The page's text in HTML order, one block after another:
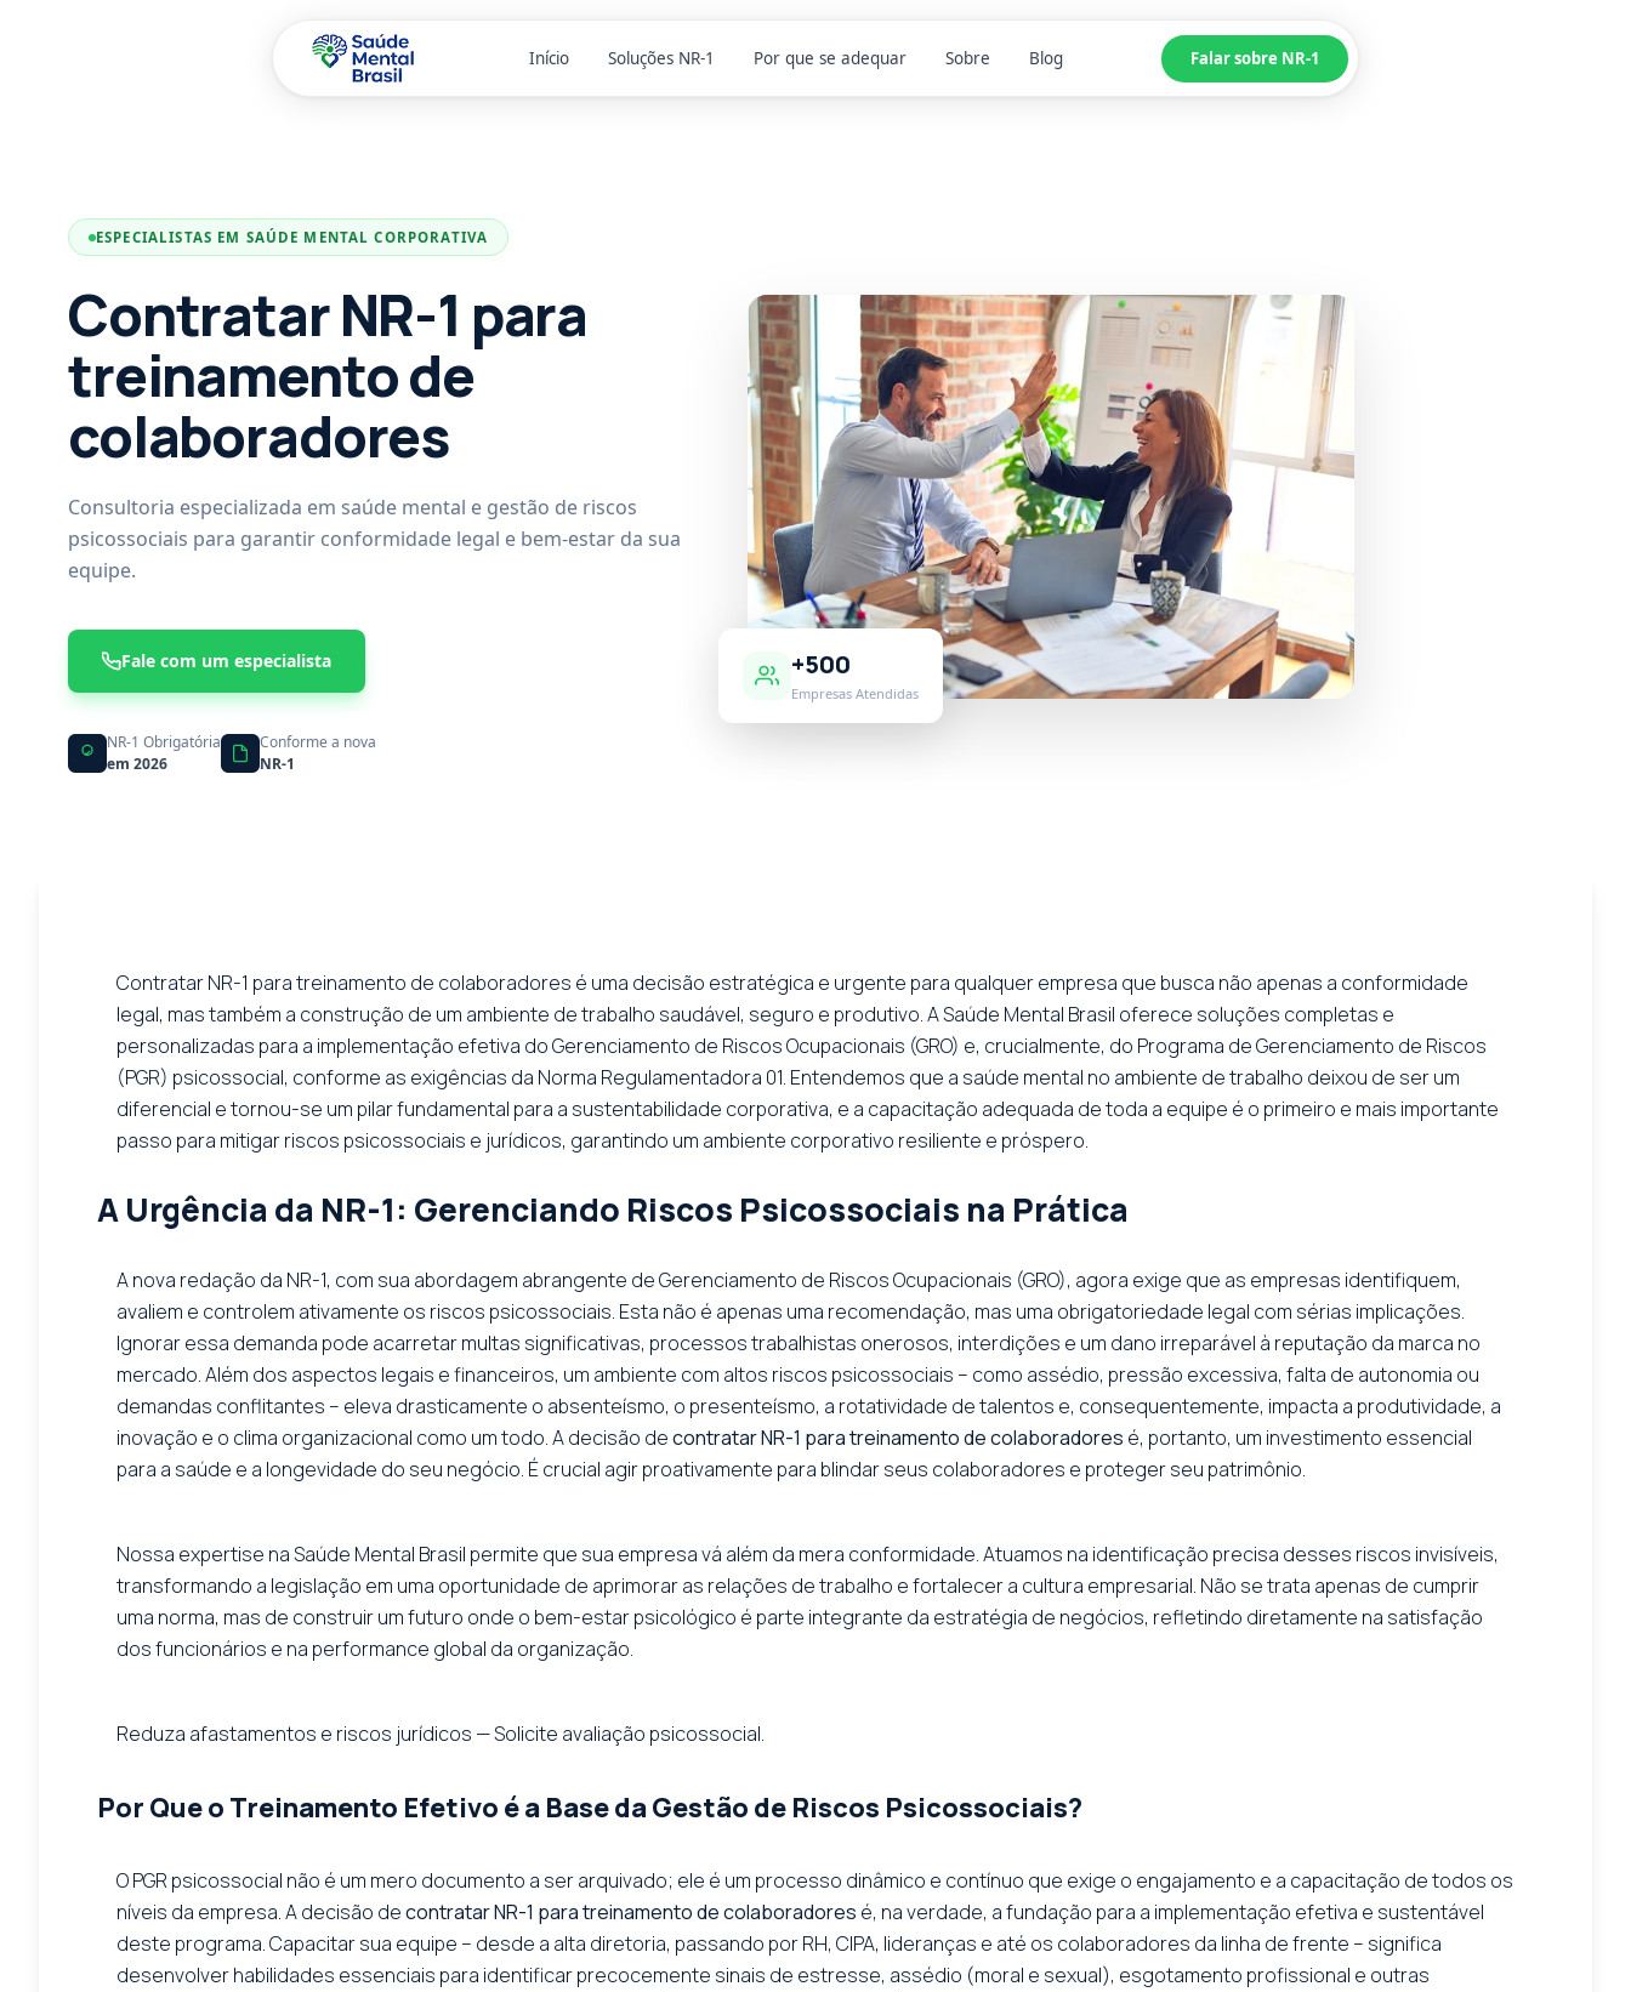
Início Soluções NR-1 Por que se adequar Sobre Blog Falar sobre NR-1
ESPECIALISTAS EM SAÚDE MENTAL CORPORATIVA
Contratar NR-1 para
treinamento de
colaboradores
Consultoria especializada em saúde mental e gestão de riscos
psicossociais para garantir conformidade legal e bem-estar da sua
equipe.
Fale com um especialista
NR-1 Obrigatória
em 2026
Conforme a nova
NR-1
+500
Empresas Atendidas
Contratar NR-1 para treinamento de colaboradores é uma decisão estratégica e urgente para qualquer empresa que busca não apenas a conformidade
legal, mas também a construção de um ambiente de trabalho saudável, seguro e produtivo. A Saúde Mental Brasil oferece soluções completas e
personalizadas para a implementação efetiva do Gerenciamento de Riscos Ocupacionais (GRO) e, crucialmente, do Programa de Gerenciamento de Riscos
(PGR) psicossocial, conforme as exigências da Norma Regulamentadora 01. Entendemos que a saúde mental no ambiente de trabalho deixou de ser um
diferencial e tornou-se um pilar fundamental para a sustentabilidade corporativa, e a capacitação adequada de toda a equipe é o primeiro e mais importante
passo para mitigar riscos psicossociais e jurídicos, garantindo um ambiente corporativo resiliente e próspero.
A Urgência da NR-1: Gerenciando Riscos Psicossociais na Prática
A nova redação da NR-1, com sua abordagem abrangente de Gerenciamento de Riscos Ocupacionais (GRO), agora exige que as empresas identifiquem,
avaliem e controlem ativamente os riscos psicossociais. Esta não é apenas uma recomendação, mas uma obrigatoriedade legal com sérias implicações.
Ignorar essa demanda pode acarretar multas significativas, processos trabalhistas onerosos, interdições e um dano irreparável à reputação da marca no
mercado. Além dos aspectos legais e financeiros, um ambiente com altos riscos psicossociais – como assédio, pressão excessiva, falta de autonomia ou
demandas conflitantes – eleva drasticamente o absenteísmo, o presenteísmo, a rotatividade de talentos e, consequentemente, impacta a produtividade, a
inovação e o clima organizacional como um todo. A decisão decontratar NR-1 para treinamento de colaboradores é, portanto, um investimento essencial
para a saúde e a longevidade do seu negócio. É crucial agir proativamente para blindar seus colaboradores e proteger seu patrimônio.
Nossa expertise na Saúde Mental Brasil permite que sua empresa vá além da mera conformidade. Atuamos na identificação precisa desses riscos invisíveis,
transformando a legislação em uma oportunidade de aprimorar as relações de trabalho e fortalecer a cultura empresarial. Não se trata apenas de cumprir
uma norma, mas de construir um futuro onde o bem-estar psicológico é parte integrante da estratégia de negócios, refletindo diretamente na satisfação
dos funcionários e na performance global da organização.
Reduza afastamentos e riscos jurídicos — Solicite avaliação psicossocial.
Por Que o Treinamento Efetivo é a Base da Gestão de Riscos Psicossociais?
O PGR psicossocial não é um mero documento a ser arquivado; ele é um processo dinâmico e contínuo que exige o engajamento e a capacitação de todos os
níveis da empresa. A decisão decontratar NR-1 para treinamento de colaboradores é, na verdade, a fundação para a implementação efetiva e sustentável
deste programa. Capacitar sua equipe – desde a alta diretoria, passando por RH, CIPA, lideranças e até os colaboradores da linha de frente – significa
desenvolver habilidades essenciais para identificar precocemente sinais de estresse, assédio (moral e sexual), esgotamento profissional e outras